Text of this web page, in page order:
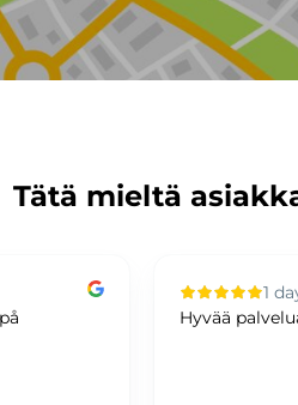
Tätä mieltä
1
Hyvää